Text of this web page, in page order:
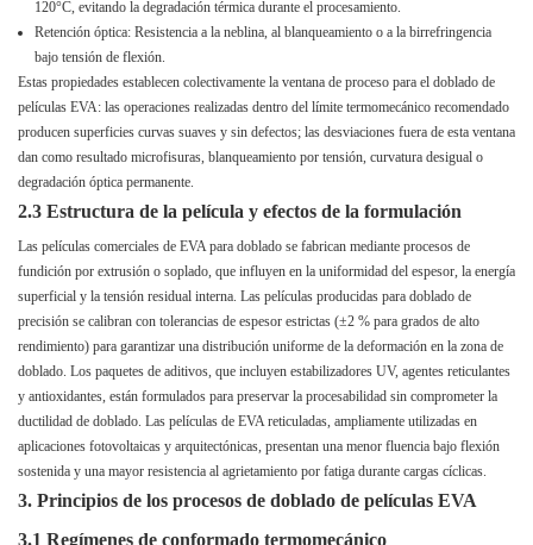
120°C, evitando la degradación térmica durante el procesamiento.
Retención óptica: Resistencia a la neblina, al blanqueamiento o a la birrefringencia
bajo tensión de flexión.
Estas propiedades establecen colectivamente la ventana de proceso para el doblado de
películas EVA: las operaciones realizadas dentro del límite termomecánico recomendado
producen superficies curvas suaves y sin defectos; las desviaciones fuera de esta ventana
dan como resultado microfisuras, blanqueamiento por tensión, curvatura desigual o
degradación óptica permanente.
2.3 Estructura de la película y efectos de la formulación
Las películas comerciales de EVA para doblado se fabrican mediante procesos de
fundición por extrusión o soplado, que influyen en la uniformidad del espesor, la energía
superficial y la tensión residual interna. Las películas producidas para doblado de
precisión se calibran con tolerancias de espesor estrictas (±2 % para grados de alto
rendimiento) para garantizar una distribución uniforme de la deformación en la zona de
doblado. Los paquetes de aditivos, que incluyen estabilizadores UV, agentes reticulantes
y antioxidantes, están formulados para preservar la procesabilidad sin comprometer la
ductilidad de doblado. Las películas de EVA reticuladas, ampliamente utilizadas en
aplicaciones fotovoltaicas y arquitectónicas, presentan una menor fluencia bajo flexión
sostenida y una mayor resistencia al agrietamiento por fatiga durante cargas cíclicas.
3. Principios de los procesos de doblado de películas EVA
3.1 Regímenes de conformado termomecánico